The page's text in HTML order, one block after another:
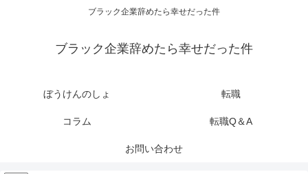
ブラック企業辞めたら幸せだった件
ブラック企業辞めたら幸せだった件
ぼうけんのしょ 転職
コラム 転職Q＆A
お問い合わせ